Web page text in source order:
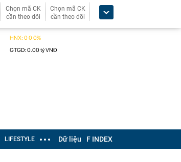
Chọn mã CK
cần theo dõi
Chọn mã CK
cần theo dõi
LIFESTYLE Dữ liệu F INDEX